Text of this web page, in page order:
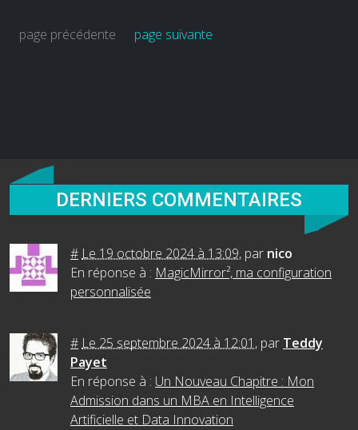
page précédente page suivante
DERNIERS COMMENTAIRES
#Le 19 octobre 2024 à 13:09, par nico
En réponse à : MagicMirror², ma configuration
personnalisée
#Le 25 septembre 2024 à 12:01, par Teddy
Payet
En réponse à : Un Nouveau Chapitre : Mon
Admission dans un MBA en Intelligence
Artificielle et Data Innovation